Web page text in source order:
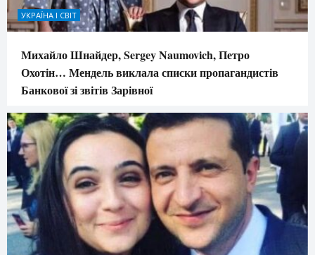
УКРАЇНА І СВІТ
Михайло Шнайдер, Sergey Naumovich, Петро
Охотін… Мендель виклала списки пропагандистів
Банкової зі звітів Зарівної